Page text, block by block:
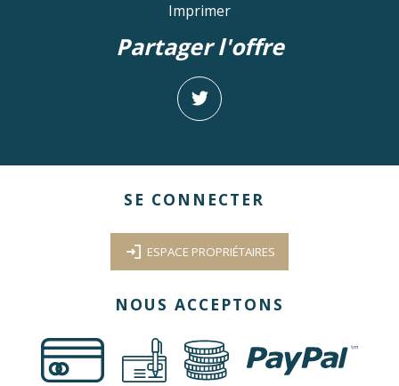
Imprimer
partager l'offre
SE CONNECTER
ESPACE PROPRIÉTAIRES
NOUS ACCEPTONS